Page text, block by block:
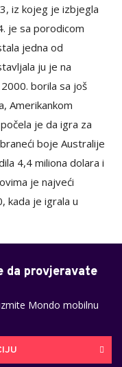
iz kojeg je izbjegla
je sa porodicom
jedna od
ju je na
borila sa još
Amerikankom
je da igra za
boje Australije
4,4 miliona dolara i
je najveći
kada je igrala u
da provjeravate
Mondo mobilnu